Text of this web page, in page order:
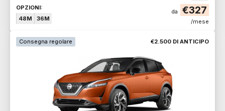
OPZIONI:
48M
36M
da €327
/mese
Consegna regolare €2.500 DI ANTICIPO